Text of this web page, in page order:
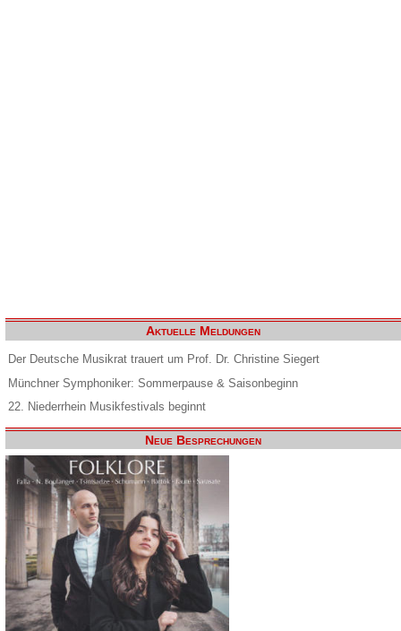
Aktuelle Meldungen
Der Deutsche Musikrat trauert um Prof. Dr. Christine Siegert
Münchner Symphoniker: Sommerpause & Saisonbeginn
22. Niederrhein Musikfestivals beginnt
Neue Besprechungen